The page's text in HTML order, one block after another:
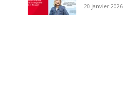
20 janvier 2026